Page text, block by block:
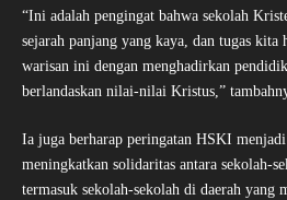
“Ini adalah pengingat bahwa sekolah
sejarah panjang yang kaya, dan tugas
warisan ini dengan menghadirkan
berlandaskan nilai-nilai Kristus,”
Ia juga berharap peringatan HSKI
meningkatkan solidaritas antara sekolah-
termasuk sekolah-sekolah di daerah yang